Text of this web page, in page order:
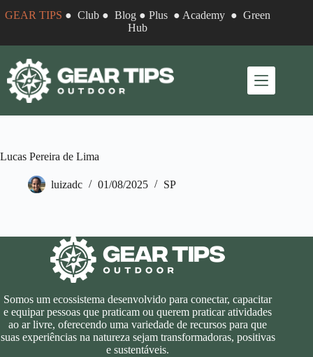
para
conteúdo
GEAR TIPS ●Club ●Blog ●Plus ● Academy ●Green
Hub
Lucas Pereira de Lima
luizadc 01/08/2025 SP
Somos um ecossistema desenvolvido para conectar, capacitar
e equipar pessoas que praticam ou querem praticar atividades
ao ar livre, oferecendo uma variedade de recursos para que
suas experiências na natureza sejam transformadoras, positivas
e sustentáveis.